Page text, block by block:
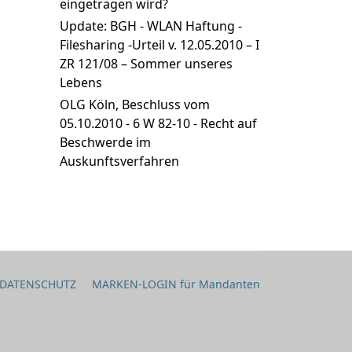
eingetragen wird?
Update: BGH - WLAN Haftung -
Filesharing -Urteil v. 12.05.2010 – I
ZR 121/08 – Sommer unseres
Lebens
OLG Köln, Beschluss vom
05.10.2010 - 6 W 82-10 - Recht auf
Beschwerde im
Auskunftsverfahren
DATENSCHUTZ MARKEN-LOGIN für Mandanten